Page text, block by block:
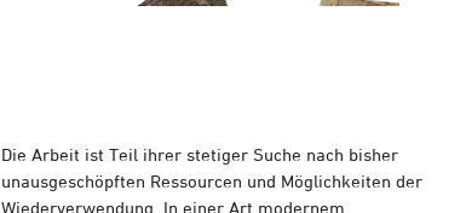
Die Arbeit ist Teil ihrer stetiger Suche nach bisher
unausgeschöpften Ressourcen und Möglichkeiten der
Wiederverwendung. In einer Art modernem